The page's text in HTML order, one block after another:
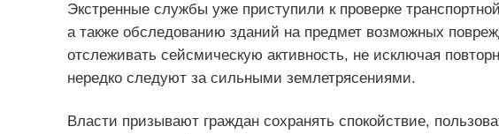
Экстренные службы уже приступили к проверке
а также обследованию зданий на предмет возможных
отслеживать сейсмическую активность, не исключая
нередко следуют за сильными землетрясениями.
Власти призывают граждан сохранять спокойствие,